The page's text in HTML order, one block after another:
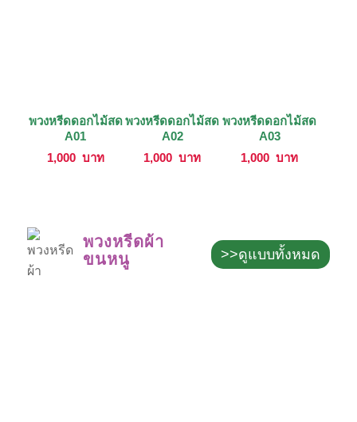
พวงหรีดดอกไม้สด
A01
1,000 บาท
พวงหรีดดอกไม้สด
A02
1,000 บาท
พวงหรีดดอกไม้สด
A03
1,000 บาท
พวงหรีดผ้า
ขนหนู
>>ดูแบบทั้งหมด